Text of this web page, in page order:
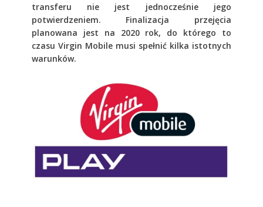
transferu nie jest jednocześnie jego
potwierdzeniem. Finalizacja przejęcia
planowana jest na 2020 rok, do którego to
czasu Virgin Mobile musi spełnić kilka istotnych
warunków.